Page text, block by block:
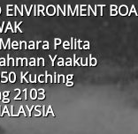
ENVIRONMENT
Pelita
Yaakub
Kuching
2103